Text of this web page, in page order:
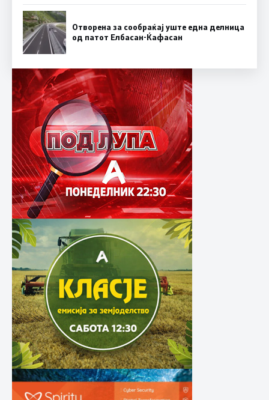
Отворена за сообраќај уште една делница
од патот Елбасан-Ќафасан